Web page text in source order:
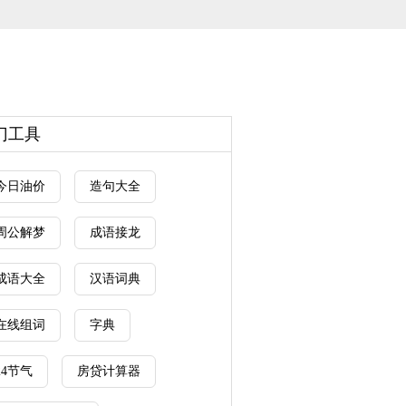
工具
日油价 造句大全
公解梦 成语接龙
语大全 汉语词典
线组词 字典
节气 房贷计算器